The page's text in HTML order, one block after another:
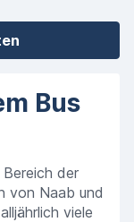
Bus
der
von Naab und
viele